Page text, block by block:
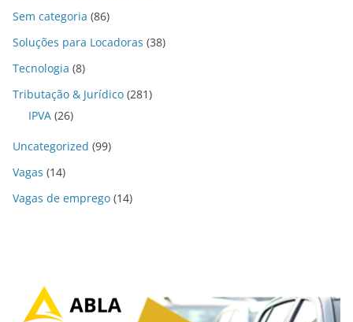
Sem categoria (86)
Soluções para Locadoras (38)
Tecnologia (8)
Tributação & Jurídico (281)
IPVA (26)
Uncategorized (99)
Vagas (14)
Vagas de emprego (14)